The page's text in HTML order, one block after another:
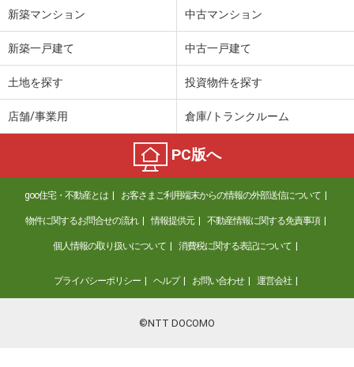
鳥取県米子市車尾６
4.70万円
5.50万円
住 所
鳥取県米子市淀江町佐陀
専有面積 46.94m²
間取り
1LDK
鳥取県米子市上福原５
価 格
4.30万円
住 所
鳥取県米子市上福原５
新築マンション 中古マンション
新築一戸建て 中古一戸建て
土地を探す 投資物件を探す
店舗/事業用 倉庫/トランクルーム
PC版へ
goo住宅・不動産とは お客さまご利用端末からの情報の外部送信について
物件に関するお問合せの流れ 情報提供元 不動産情報に関する免責事項
個人情報の取り扱いについて 消費税に関する表記について
プライバシーポリシー ヘルプ お問い合わせ 運営会社
©NTT DOCOMO